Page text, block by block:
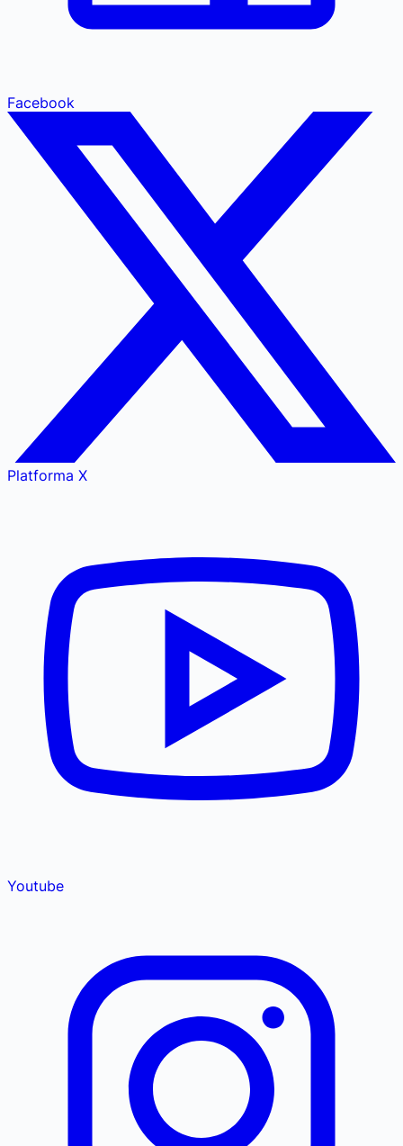
Facebook
Platforma X
Youtube